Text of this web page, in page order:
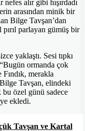
alır gibi hışırdadı
arasından minik bir
Bilge Tavşan’dan
pırıl parlayan gümüş bir
yaklaştı. Sesi tıpkı
ormanda çok
merakla
Tavşan, elindeki
özel günü sadece
ekledi.
Tavşan ve Kartal